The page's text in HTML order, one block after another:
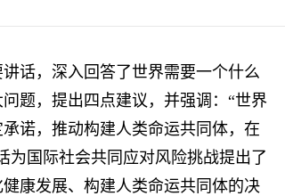
话，深入回答了世界需要一个什么
题，提出四点建议，并强调：“世界
诺，推动构建人类命运共同体，在
为国际社会共同应对风险挑战提出了
康发展、构建人类命运共同体的决